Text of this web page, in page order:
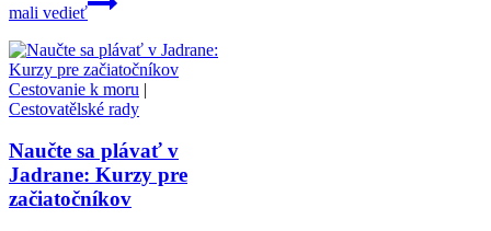
mali vedieť
Cestovanie k moru |
Cestovatělské rady
Naučte sa plávať v
Jadrane: Kurzy pre
začiatočníkov